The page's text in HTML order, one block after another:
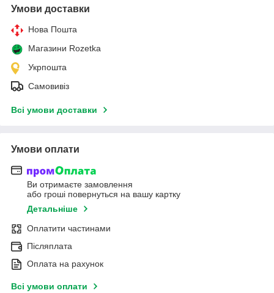
Умови доставки
Нова Пошта
Магазини Rozetka
Укрпошта
Самовивіз
Всі умови доставки
Умови оплати
Ви отримаєте замовлення
або гроші повернуться на вашу картку
Детальніше
Оплатити частинами
Післяплата
Оплата на рахунок
Всі умови оплати